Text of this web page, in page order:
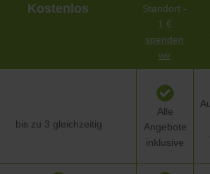
Kostenlos
Standort -
1 €
spenden
wir
bis zu 3 gleichzeitig
Alle
Angebote
inklusive